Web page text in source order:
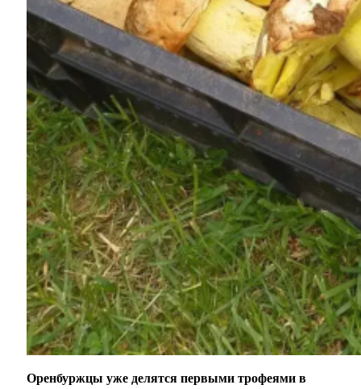
Оренбуржцы уже делятся первыми трофеями в